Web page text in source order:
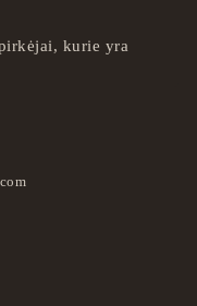
kurie yra